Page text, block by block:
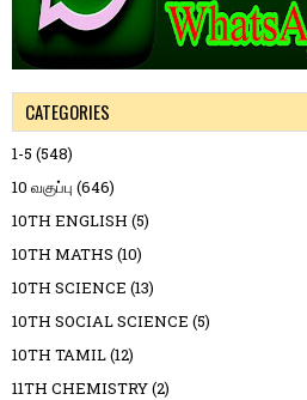
CATEGORIES
1-5 (548)
10 வகுப்பு (646)
10TH ENGLISH (5)
10TH MATHS (10)
10TH SCIENCE (13)
10TH SOCIAL SCIENCE (5)
10TH TAMIL(12)
11TH CHEMISTRY(2)